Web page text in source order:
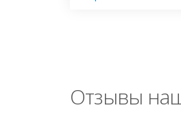
Отзывы